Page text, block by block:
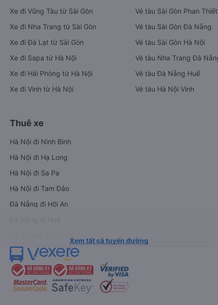
Xe đi Vũng Tàu từ Sài Gòn
Xe đi Nha Trang từ Sài Gòn
Xe đi Đà Lạt từ Sài Gòn
Xe đi Sapa từ Hà Nội
Xe đi Hải Phòng từ Hà Nội
Xe đi Vinh từ Hà Nội
Vé tàu Sài Gòn Phan Thiết
Vé tàu Sài Gòn Đà Nẵng
Vé tàu Sài Gòn Hà Nội
Vé tàu Nha Trang Đà
Vé tàu Đà Nẵng Huế
Vé tàu Hà Nội Vinh
Thuê xe
Hà Nội đi Ninh Bình
Hà Nội đi Hạ Long
Hà Nội đi Sa Pa
Hà Nội đi Tam Đảo
Đà Nẵng đi Hội An
Xem tất cả tuyến đường